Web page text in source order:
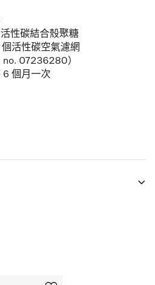
性碳結合殼聚糖
活性碳空氣濾網
no. 07236280）
6 個月一次